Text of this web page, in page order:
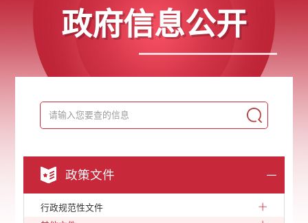
政府信息公开
政策文件
行政规范性文件